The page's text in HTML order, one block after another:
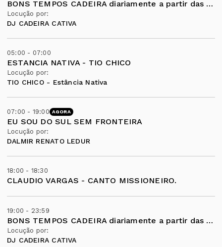
BONS TEMPOS CADEIRA diariamente a partir das 19 horas .
Locução por:
DJ CADEIRA CATIVA
05:00 - 07:00
ESTANCIA NATIVA - TIO CHICO
Locução por:
TIO CHICO - Estância Nativa
07:00 - 19:00 AGORA
EU SOU DO SUL SEM FRONTEIRA
Locução por:
DALMIR RENATO LEDUR
18:00 - 18:30
CLAUDIO VARGAS - CANTO MISSIONEIRO.
19:00 - 23:59
BONS TEMPOS CADEIRA diariamente a partir das 19 horas .
Locução por:
DJ CADEIRA CATIVA